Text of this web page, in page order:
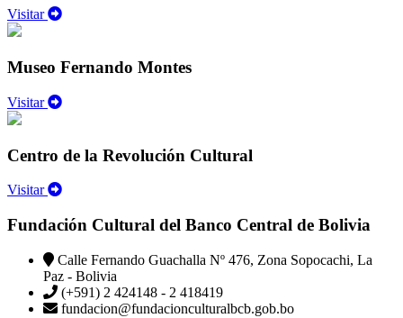
Visitar
Museo Fernando Montes
Visitar
Centro de la Revolución Cultural
Visitar
Fundación Cultural del Banco Central de Bolivia
Calle Fernando Guachalla Nº 476, Zona Sopocachi, La
Paz - Bolivia
(+591) 2 424148 - 2 418419
fundacion@fundacionculturalbcb.gob.bo